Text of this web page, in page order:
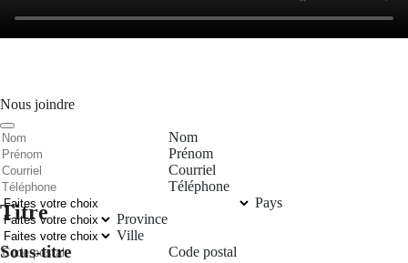
Titre
Sous-titre
Nous joindre
Nom
Prénom
Courriel
Téléphone
Pays
Province
Ville
Code postal